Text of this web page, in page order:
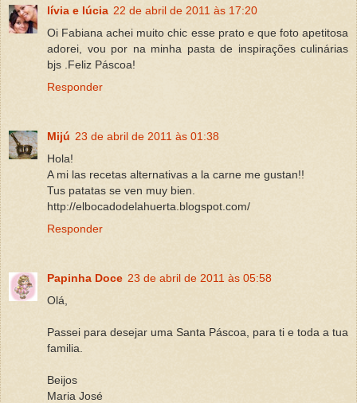
lívia e lúcia 22 de abril de 2011 às 17:20
Oi Fabiana achei muito chic esse prato e que foto apetitosa
adorei, vou por na minha pasta de inspirações culinárias
bjs .Feliz Páscoa!
Responder
Mijú 23 de abril de 2011 às 01:38
Hola!
A mi las recetas alternativas a la carne me gustan!!
Tus patatas se ven muy bien.
http://elbocadodelahuerta.blogspot.com/
Responder
Papinha Doce 23 de abril de 2011 às 05:58
Olá,
Passei para desejar uma Santa Páscoa, para ti e toda a tua
familia.
Beijos
Maria José